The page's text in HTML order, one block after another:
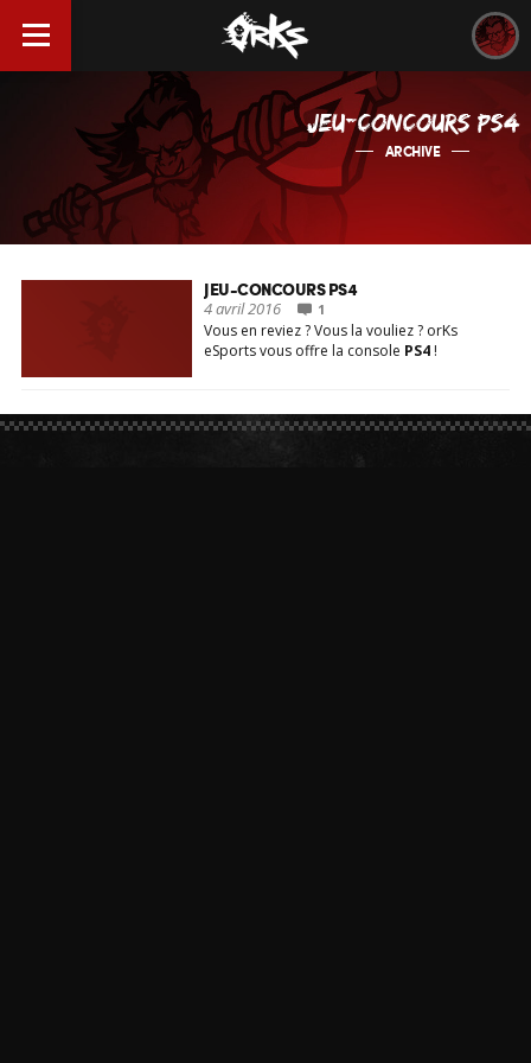
JEU-CONCOURS PS4
ARCHIVE
JEU-CONCOURS PS4
4 avril 2016 1
Vous en reviez ? Vous la vouliez ? orKs
eSports vous offre la console PS4 !